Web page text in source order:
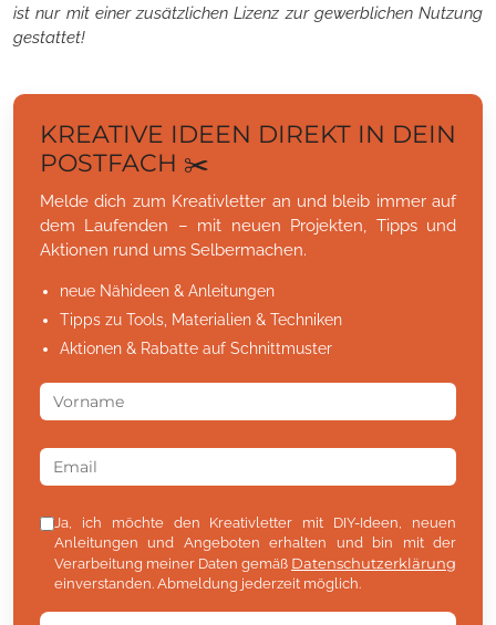
ist nur mit einer zusätzlichen Lizenz zur gewerblichen Nutzung
gestattet!
KREATIVE IDEEN DIREKT IN DEIN
POSTFACH ✂️
Melde dich zum Kreativletter an und bleib immer auf
dem Laufenden – mit neuen Projekten, Tipps und
Aktionen rund ums Selbermachen.
neue Nähideen & Anleitungen
Tipps zu Tools, Materialien & Techniken
Aktionen & Rabatte auf Schnittmuster
Ja, ich möchte den Kreativletter mit DIY-Ideen, neuen
Anleitungen und Angeboten erhalten und bin mit der
Verarbeitung meiner Daten gemäß Datenschutzerklärung
einverstanden. Abmeldung jederzeit möglich.